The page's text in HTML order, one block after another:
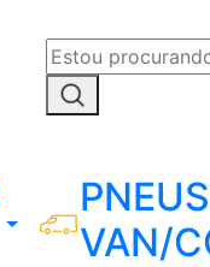
PNEUS
VAN/